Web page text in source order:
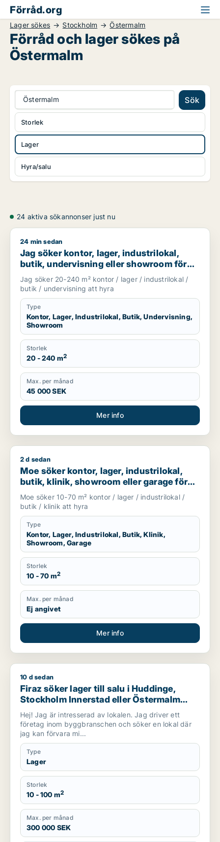
Förråd.org
Lager sökes Stockholm Östermalm
Förråd och lager sökes på
Östermalm
Östermalm Sök
Lager
Hyra/salu
Storlek
24 aktiva sökannonser just nu
Jag söker kontor, lager, industrilokal, butik, undervisning
24 min sedan
Jag söker kontor, lager, industrilokal,
butik, undervisning eller showroom för
uthyrning i Stockholm
Jag söker 20-240 m² kontor / lager / industrilokal /
butik / undervisning att hyra
Type
Kontor, Lager, Industrilokal, Butik, Undervisning,
Showroom
Storlek
20 - 240 m2
Max. per månad
45 000 SEK
Mer info
Moe söker kontor, lager, industrilokal, butik, klinik,
2 d sedan
Moe söker kontor, lager, industrilokal,
butik, klinik, showroom eller garage för
uthyrning i Stockholm
Moe söker 10-70 m² kontor / lager / industrilokal /
butik / klinik att hyra
Type
Kontor, Lager, Industrilokal, Butik, Klinik,
Showroom, Garage
Storlek
10 - 70 m2
Max. per månad
Ej angivet
Mer info
Firaz söker lager till salu i Huddinge, Stockholm Innerstad
10 d sedan
Firaz söker lager till salu i Huddinge,
Stockholm Innerstad eller Östermalm
m.fl.
Hej! Jag är intresserad av lokalen. Jag driver ett
företag inom byggbranschen och söker en lokal där
jag kan förvara mi...
Type
Lager
Storlek
10 - 100 m2
Max. per månad
300 000 SEK